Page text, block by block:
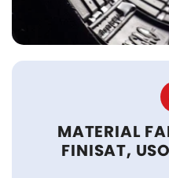
MATERIAL
FINISAT,